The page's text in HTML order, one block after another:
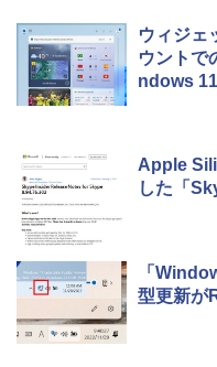
￥
ウィジェ
ウントで
ndows
Apple
した「
「
型更新が